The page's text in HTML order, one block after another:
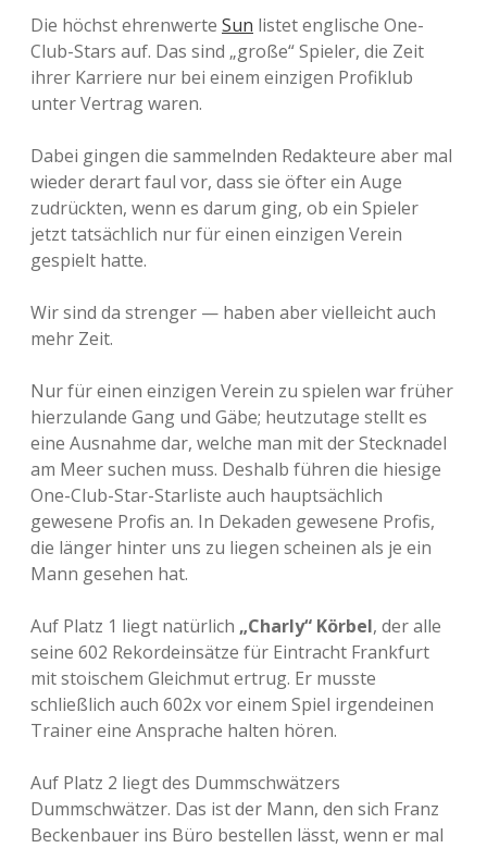
Die höchst ehrenwerte Sun listet englische One-
Club-Stars auf. Das sind „große“ Spieler, die Zeit
ihrer Karriere nur bei einem einzigen Profiklub
unter Vertrag waren.
Dabei gingen die sammelnden Redakteure aber mal
wieder derart faul vor, dass sie öfter ein Auge
zudrückten, wenn es darum ging, ob ein Spieler
jetzt tatsächlich nur für einen einzigen Verein
gespielt hatte.
Wir sind da strenger — haben aber vielleicht auch
mehr Zeit.
Nur für einen einzigen Verein zu spielen war früher
hierzulande Gang und Gäbe; heutzutage stellt es
eine Ausnahme dar, welche man mit der Stecknadel
am Meer suchen muss. Deshalb führen die hiesige
One-Club-Star-Starliste auch hauptsächlich
gewesene Profis an. In Dekaden gewesene Profis,
die länger hinter uns zu liegen scheinen als je ein
Mann gesehen hat.
Auf Platz 1 liegt natürlich „Charly“ Körbel, der alle
seine 602 Rekordeinsätze für Eintracht Frankfurt
mit stoischem Gleichmut ertrug. Er musste
schließlich auch 602x vor einem Spiel irgendeinen
Trainer eine Ansprache halten hören.
Auf Platz 2 liegt des Dummschwätzers
Dummschwätzer. Das ist der Mann, den sich Franz
Beckenbauer ins Büro bestellen lässt, wenn er mal